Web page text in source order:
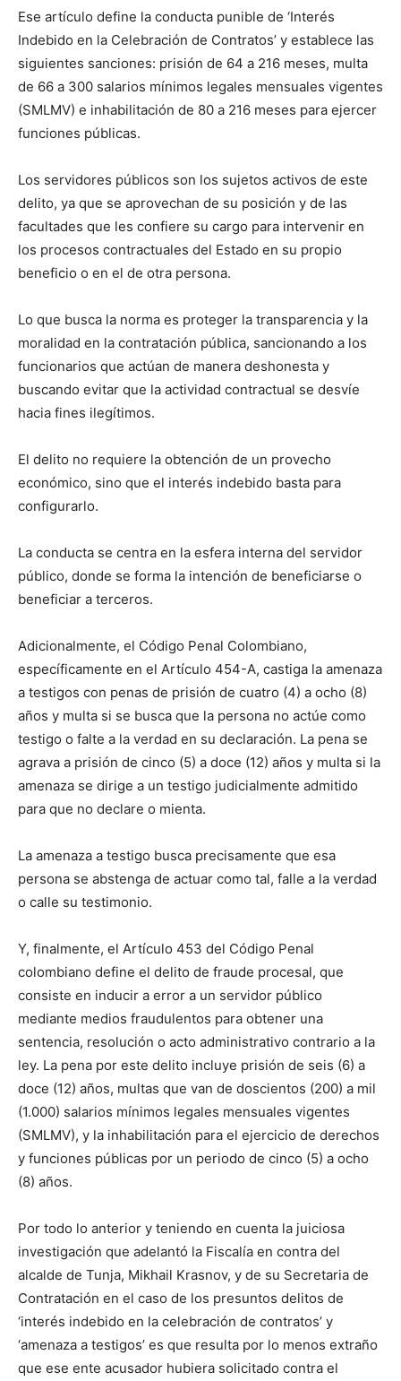
Ese artículo define la conducta punible de ‘Interés
Indebido en la Celebración de Contratos’ y establece las
siguientes sanciones: prisión de 64 a 216 meses, multa
de 66 a 300 salarios mínimos legales mensuales vigentes
(SMLMV) e inhabilitación de 80 a 216 meses para ejercer
funciones públicas.
Los servidores públicos son los sujetos activos de este
delito, ya que se aprovechan de su posición y de las
facultades que les confiere su cargo para intervenir en
los procesos contractuales del Estado en su propio
beneficio o en el de otra persona.
Lo que busca la norma es proteger la transparencia y la
moralidad en la contratación pública, sancionando a los
funcionarios que actúan de manera deshonesta y
buscando evitar que la actividad contractual se desvíe
hacia fines ilegítimos.
El delito no requiere la obtención de un provecho
económico, sino que el interés indebido basta para
configurarlo.
La conducta se centra en la esfera interna del servidor
público, donde se forma la intención de beneficiarse o
beneficiar a terceros.
Adicionalmente, el Código Penal Colombiano,
específicamente en el Artículo 454-A, castiga la amenaza
a testigos con penas de prisión de cuatro (4) a ocho (8)
años y multa si se busca que la persona no actúe como
testigo o falte a la verdad en su declaración. La pena se
agrava a prisión de cinco (5) a doce (12) años y multa si la
amenaza se dirige a un testigo judicialmente admitido
para que no declare o mienta.
La amenaza a testigo busca precisamente que esa
persona se abstenga de actuar como tal, falle a la verdad
o calle su testimonio.
Y, finalmente, el Artículo 453 del Código Penal
colombiano define el delito de fraude procesal, que
consiste en inducir a error a un servidor público
mediante medios fraudulentos para obtener una
sentencia, resolución o acto administrativo contrario a la
ley. La pena por este delito incluye prisión de seis (6) a
doce (12) años, multas que van de doscientos (200) a mil
(1.000) salarios mínimos legales mensuales vigentes
(SMLMV), y la inhabilitación para el ejercicio de derechos
y funciones públicas por un periodo de cinco (5) a ocho
(8) años.
Por todo lo anterior y teniendo en cuenta la juiciosa
investigación que adelantó la Fiscalía en contra del
alcalde de Tunja, Mikhail Krasnov, y de su Secretaria de
Contratación en el caso de los presuntos delitos de
‘interés indebido en la celebración de contratos’ y
‘amenaza a testigos’ es que resulta por lo menos extraño
que ese ente acusador hubiera solicitado contra el